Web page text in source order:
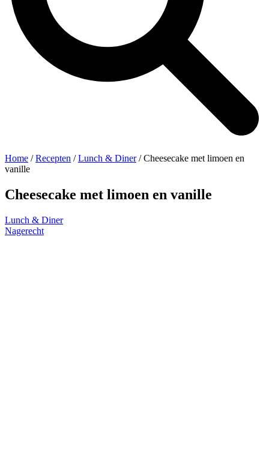
Home /Recepten /Lunch & Diner/Cheesecake met limoen en
vanille
Cheesecake met limoen en vanille
Lunch & Diner
Nagerecht